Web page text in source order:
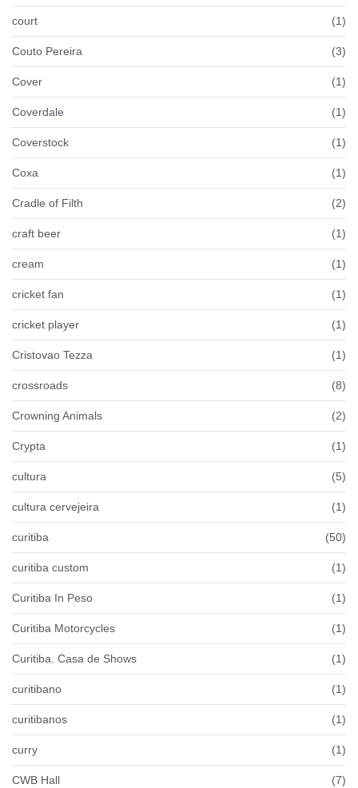
court (1)
Couto Pereira (3)
Cover (1)
Coverdale (1)
Coverstock (1)
Coxa (1)
Cradle of Filth (2)
craft beer (1)
cream (1)
cricket fan (1)
cricket player (1)
Cristovao Tezza (1)
crossroads (8)
Crowning Animals (2)
Crypta (1)
cultura (5)
cultura cervejeira (1)
curitiba (50)
curitiba custom (1)
Curitiba In Peso (1)
Curitiba Motorcycles (1)
Curitiba. Casa de Shows (1)
curitibano (1)
curitibanos (1)
curry (1)
CWB Hall (7)